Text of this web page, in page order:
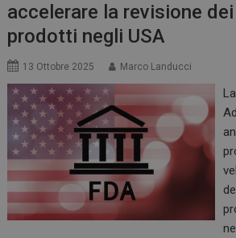
accelerare la revisione
prodotti negli USA
13 Ottobre 2025 Marco Landucci
Necessari
I cookie necessari contribuiscono a
navigazione sulle pagine e l'accesso
protette del sito. Il sito web non è in
funzionare correttamente senza questi
NOME
FORNITORE
_ga
Google LLC